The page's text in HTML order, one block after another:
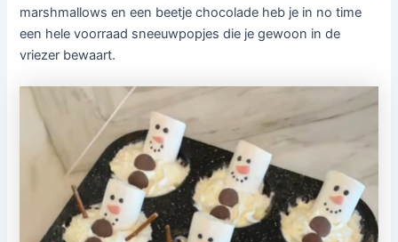
marshmallows en een beetje chocolade heb je in no time
een hele voorraad sneeuwpopjes die je gewoon in de
vriezer bewaart.